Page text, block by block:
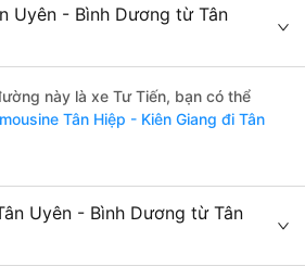
Uyên - Bình Dương từ Tân
này là xe Tư Tiến, bạn có thể
Tân Hiệp - Kiên Giang đi Tân
Uyên - Bình Dương từ Tân